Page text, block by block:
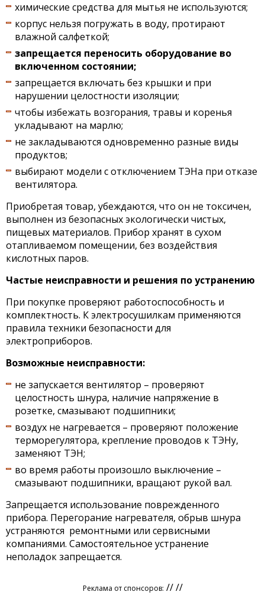
химические средства для мытья не используются;
корпус нельзя погружать в воду, протирают
влажной салфеткой;
запрещается переносить оборудование во
включенном состоянии;
запрещается включать без крышки и при
нарушении целостности изоляции;
чтобы избежать возгорания, травы и коренья
укладывают на марлю;
не закладываются одновременно разные виды
продуктов;
выбирают модели с отключением ТЭНа при отказе
вентилятора.
Приобретая товар, убеждаются, что он не токсичен,
выполнен из безопасных экологически чистых,
пищевых материалов. Прибор хранят в сухом
отапливаемом помещении, без воздействия
кислотных паров.
Частые неисправности и решения по устранению
При покупке проверяют работоспособность и
комплектность. К электросушилкам применяются
правила техники безопасности для
электроприборов.
Возможные неисправности:
не запускается вентилятор – проверяют
целостность шнура, наличие напряжение в
розетке, смазывают подшипники;
воздух не нагревается – проверяют положение
терморегулятора, крепление проводов к ТЭНу,
заменяют ТЭН;
во время работы произошло выключение –
смазывают подшипники, вращают рукой вал.
Запрещается использование поврежденного
прибора. Перегорание нагревателя, обрыв шнура
устраняются ремонтными или сервисными
компаниями. Самостоятельное устранение
неполадок запрещается.
Реклама от спонсоров: // //